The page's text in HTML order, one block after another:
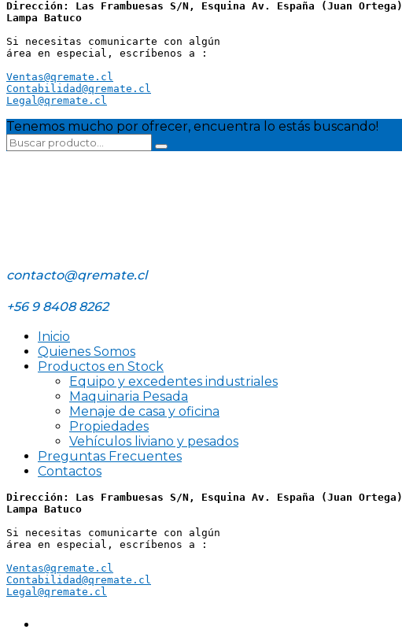
Dirección: Las Frambuesas S/N, Esquina Av. España (Juan Ortega)
Lampa Batuco
Si necesitas comunicarte con algún
área en especial, escríbenos a :
Ventas@qremate.cl
Contabilidad@qremate.cl
Legal@qremate.cl
Tenemos mucho por ofrecer, encuentra lo estás buscando!
contacto@qremate.cl
+56 9 8408 8262
Inicio
Quienes Somos
Productos en Stock
Equipo y excedentes industriales
Maquinaria Pesada
Menaje de casa y oficina
Propiedades
Vehículos liviano y pesados
Preguntas Frecuentes
Contactos
Dirección: Las Frambuesas S/N, Esquina Av. España (Juan Ortega)
Lampa Batuco
Si necesitas comunicarte con algún
área en especial, escríbenos a :
Ventas@qremate.cl
Contabilidad@qremate.cl
Legal@qremate.cl